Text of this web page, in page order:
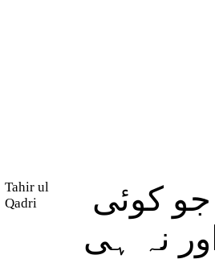
Tahir ul
Qadri
کوئی
نہ ہی